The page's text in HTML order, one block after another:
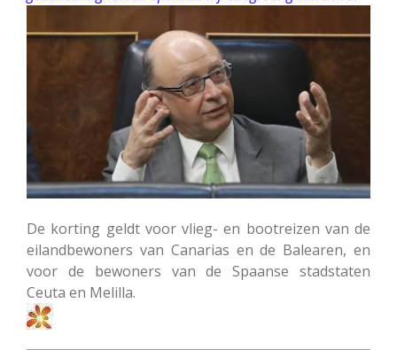
De korting geldt voor vlieg- en bootreizen van de
eilandbewoners van Canarias en de Balearen, en
voor de bewoners van de Spaanse stadstaten
Ceuta en Melilla.